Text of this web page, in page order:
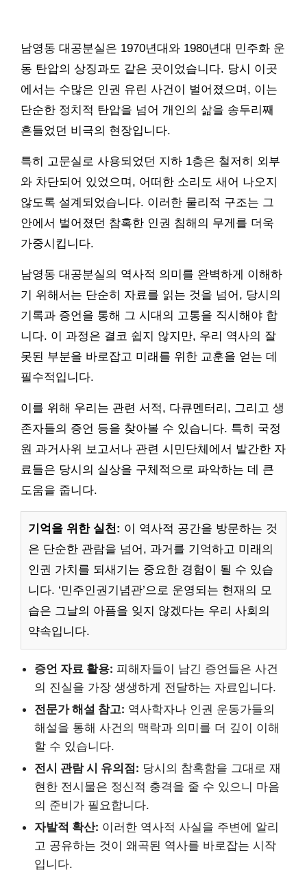
남영동 대공분실은 1970년대와 1980년대 민주화 운
동 탄압의 상징과도 같은 곳이었습니다. 당시 이곳
에서는 수많은 인권 유린 사건이 벌어졌으며, 이는
단순한 정치적 탄압을 넘어 개인의 삶을 송두리째
흔들었던 비극의 현장입니다.
특히 고문실로 사용되었던 지하 1층은 철저히 외부
와 차단되어 있었으며, 어떠한 소리도 새어 나오지
않도록 설계되었습니다. 이러한 물리적 구조는 그
안에서 벌어졌던 참혹한 인권 침해의 무게를 더욱
가중시킵니다.
남영동 대공분실의 역사적 의미를 완벽하게 이해하
기 위해서는 단순히 자료를 읽는 것을 넘어, 당시의
기록과 증언을 통해 그 시대의 고통을 직시해야 합
니다. 이 과정은 결코 쉽지 않지만, 우리 역사의 잘
못된 부분을 바로잡고 미래를 위한 교훈을 얻는 데
필수적입니다.
이를 위해 우리는 관련 서적, 다큐멘터리, 그리고 생
존자들의 증언 등을 찾아볼 수 있습니다. 특히 국정
원 과거사위 보고서나 관련 시민단체에서 발간한 자
료들은 당시의 실상을 구체적으로 파악하는 데 큰
도움을 줍니다.
기억을 위한 실천: 이 역사적 공간을 방문하는 것
은 단순한 관람을 넘어, 과거를 기억하고 미래의
인권 가치를 되새기는 중요한 경험이 될 수 있습
니다. ‘민주인권기념관’으로 운영되는 현재의 모
습은 그날의 아픔을 잊지 않겠다는 우리 사회의
약속입니다.
증언 자료 활용: 피해자들이 남긴 증언들은 사건
의 진실을 가장 생생하게 전달하는 자료입니다.
전문가 해설 참고: 역사학자나 인권 운동가들의
해설을 통해 사건의 맥락과 의미를 더 깊이 이해
할 수 있습니다.
전시 관람 시 유의점: 당시의 참혹함을 그대로 재
현한 전시물은 정신적 충격을 줄 수 있으니 마음
의 준비가 필요합니다.
자발적 확산: 이러한 역사적 사실을 주변에 알리
고 공유하는 것이 왜곡된 역사를 바로잡는 시작
입니다.